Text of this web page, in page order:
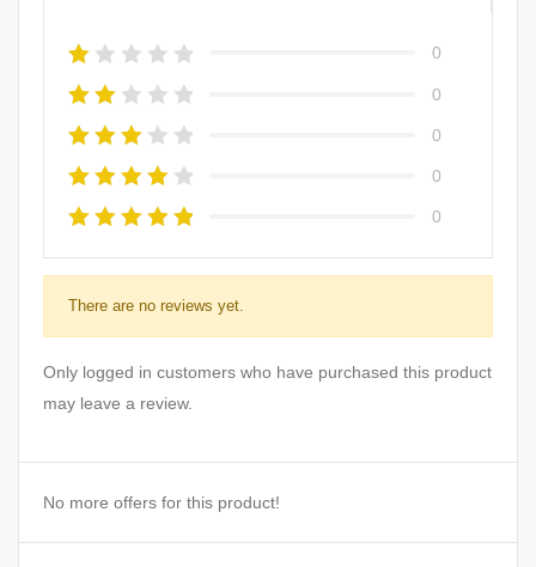
0
0
0
0
0
There are no reviews yet.
Only logged in customers who have purchased this product
may leave a review.
No more offers for this product!